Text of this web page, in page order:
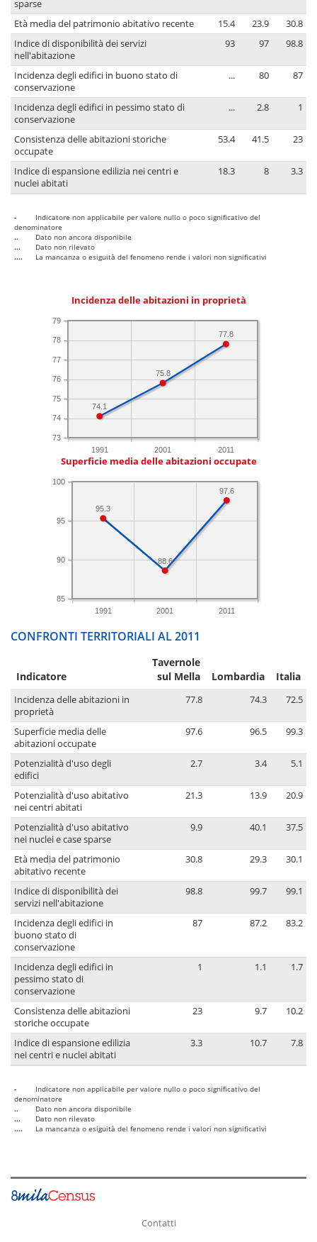
sparse
Età media del patrimonio abitativo recente 15.4 23.9
30.8
Indice di disponibilità dei servizi
nell'abitazione
93 97 98.8
Incidenza degli edifici in buono stato di
conservazione
... 80 87
Incidenza degli edifici in pessimo stato di
conservazione
... 2.8 1
Consistenza delle abitazioni storiche
occupate
53.4 41.5 23
Indice di espansione edilizia nei centri e
nuclei abitati
18.3 8 3.3
-
Indicatore non applicabile per valore nullo o poco significativo del
denominatore
..
Dato non ancora disponibile
...
Dato non rilevato
....
La mancanza o esiguità del fenomeno rende i valori non significativi
Incidenza delle abitazioni in proprietà
1991 2001 2011
73
74
75
76
77
78
79
77.8
75.8
74.1
Superficie media delle abitazioni occupate
1991 2001 2011
85
90
95
100
97.6
88.6
95.3
CONFRONTI TERRITORIALI AL 2011
Indicatore
Tavernole
sul Mella
Lombardia Italia
Incidenza delle abitazioni in
proprietà
77.8 74.3 72.5
Superficie media delle
abitazioni occupate
97.6 96.5 99.3
Potenzialità d'uso degli
edifici
2.7 3.4 5.1
Potenzialità d'uso abitativo
nei centri abitati
21.3 13.9 20.9
Potenzialità d'uso abitativo
nei nuclei e case sparse
9.9 40.1 37.5
Età media del patrimonio
abitativo recente
30.8 29.3 30.1
Indice di disponibilità dei
servizi nell'abitazione
98.8 99.7 99.1
Incidenza degli edifici in
buono stato di
conservazione
87 87.2 83.2
Incidenza degli edifici in
pessimo stato di
conservazione
1 1.1 1.7
Consistenza delle abitazioni
storiche occupate
23 9.7 10.2
Indice di espansione edilizia
nei centri e nuclei abitati
3.3 10.7 7.8
-
Indicatore non applicabile per valore nullo o poco significativo del
denominatore
..
Dato non ancora disponibile
...
Dato non rilevato
....
La mancanza o esiguità del fenomeno rende i valori non significativi
Contatti